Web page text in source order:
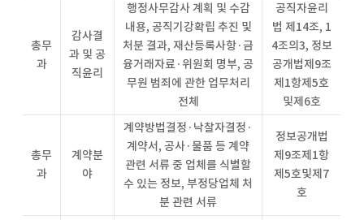
총무
과
감사결
과 및 공
직윤리
행정사무감사 계획 및 수감
내용, 공직기강확립 추진 및
처분 결과, 재산등록사항·금
융거래자료·위원회 명부, 공
무원 범죄에 관한 업무처리
전체
공직자윤리
법 제14조, 1
4조의3, 정보
공개법제9조
제1항제5호
및제6호
총무
과
계약분
야
계약방법결정·낙찰자결정·
계약서, 공사·물품 등 계약
관련 서류 중 업체를 식별할
수 있는 정보, 부정당업체 처
분 관련 서류
정보공개법
제9조제1항
제5호및제7
호